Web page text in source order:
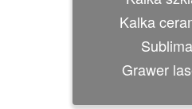
Kalka
Grawer